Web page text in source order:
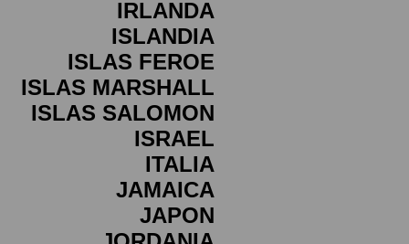
IRLANDA
ISLANDIA
ISLAS FEROE
ISLAS MARSHALL
ISLAS SALOMON
ISRAEL
ITALIA
JAMAICA
JAPON